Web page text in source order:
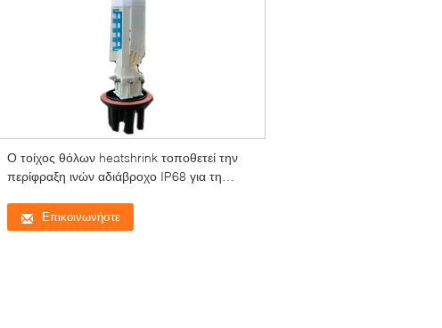
Ο τοίχος θόλων heatshrink τοποθετεί την
περίφραξη ινών αδιάβροχο IP68 για τη
Επικοινωνήστε